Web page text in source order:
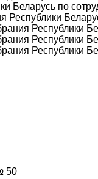
Беларусь по
Республики
Республики
Республики
Республики
50